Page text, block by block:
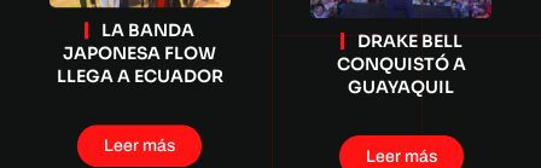
LA BANDA
JAPONESA FLOW
LLEGA A ECUADOR
Leer más
DRAKE BELL
CONQUISTÓ A
GUAYAQUIL
Leer más